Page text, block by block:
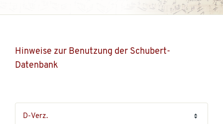
Hinweise zur Benutzung der Schubert-
Datenbank